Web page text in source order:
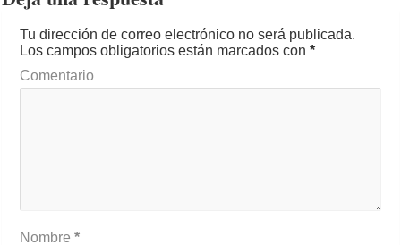
Tu dirección de correo electrónico no será publicada.
Los campos obligatorios están marcados con*
Comentario
Nombre*